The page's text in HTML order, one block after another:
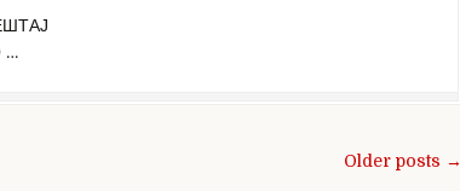
…
Older posts →